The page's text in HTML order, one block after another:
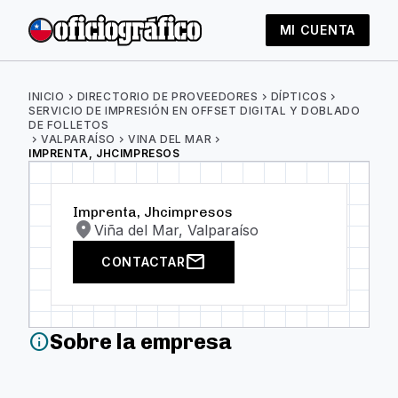
MI CUENTA
INICIO chevron_right DIRECTORIO DE PROVEEDORES chevron_right DÍPTICOS chevron_right
SERVICIO DE IMPRESIÓN EN OFFSET DIGITAL Y DOBLADO
DE FOLLETOS
chevron_right VALPARAÍSO chevron_right VINA DEL MAR chevron_right
IMPRENTA, JHCIMPRESOS
Imprenta, Jhcimpresos
location_on Viña del Mar, Valparaíso
CONTACTARmail
infoSobre la empresa